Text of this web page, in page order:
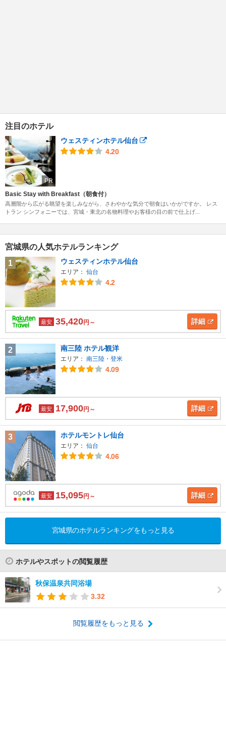
注目のホテル
PR
ウェスティンホテル仙台
4.20
Basic Stay with Breakfast（朝食付）
高層階から広がる眺望を楽しみながら、さわやかな気分で朝食はいかがですか。 レス
トラン シンフォニーでは、宮城・東北の名物料理やお客様の目の前で仕上げ...
宮城県の人気ホテルランキング
1
ウェスティンホテル仙台
エリア： 仙台
4.2
最安 35,420円～ 詳細
2 南三陸 ホテル観洋
エリア： 南三陸・登米
4.09
最安 17,900円～ 詳細
3 ホテルモントレ仙台
エリア： 仙台
4.06
最安 15,095円～ 詳細
宮城県のホテルランキングをもっと見る
ホテルやスポットの閲覧履歴
秋保温泉共同浴場
3.32
閲覧履歴をもっと見る